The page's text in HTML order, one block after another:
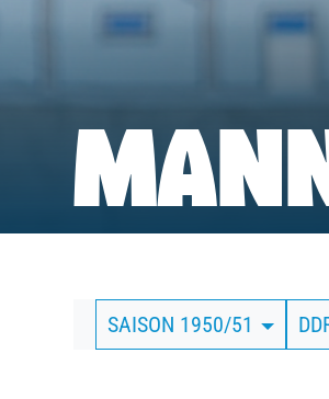
BUSINESS
SÜDKURVE
TICKETING
SAISON 1950/51